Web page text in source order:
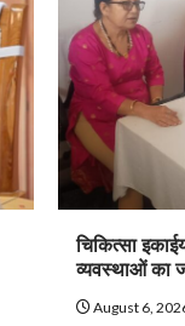
चिकित्सा
व्यवस्थाओं का
August 6,